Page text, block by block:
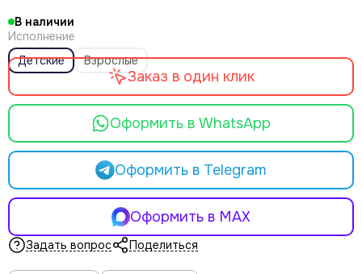
В наличии
Исполнение
Детские
Взрослые
Оформить в WhatsApp
Оформить в Telegram
Оформить в MAX
Заказ в один клик
Задать вопрос Поделиться